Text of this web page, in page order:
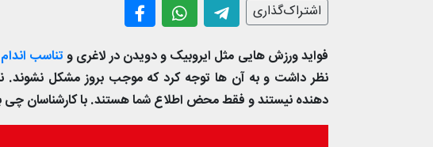
اشتراک‌گذاری
فواید ورزش هایی مثل ایروبیک و دویدن در لاغری وتناسب اندام
نظر داشت و به آن ها توجه کرد که موجب بروز مشکل نشوند.
دهنده نیستند و فقط محض اطلاع شما هستند. با کارشناسان چی